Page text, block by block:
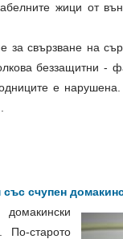
жици от
за свързване на
беззащитни -
е
счупен
По-старото